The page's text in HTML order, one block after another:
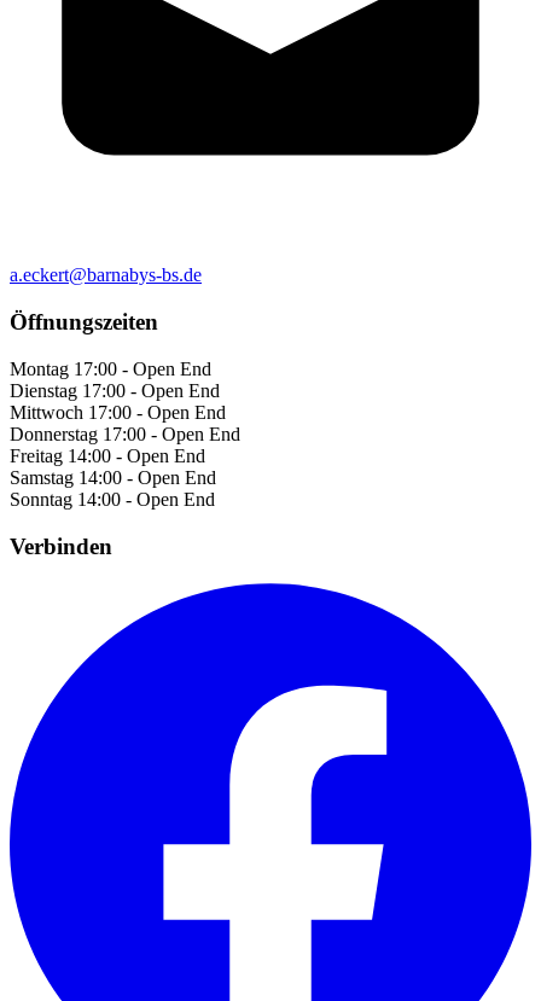
a.eckert@barnabys-bs.de
Öffnungszeiten
Montag 17:00 - Open End
Dienstag 17:00 - Open End
Mittwoch 17:00 - Open End
Donnerstag 17:00 - Open End
Freitag 14:00 - Open End
Samstag 14:00 - Open End
Sonntag 14:00 - Open End
Verbinden